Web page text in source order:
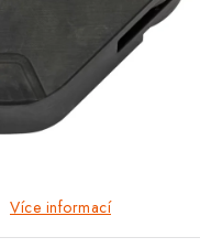
Více informací